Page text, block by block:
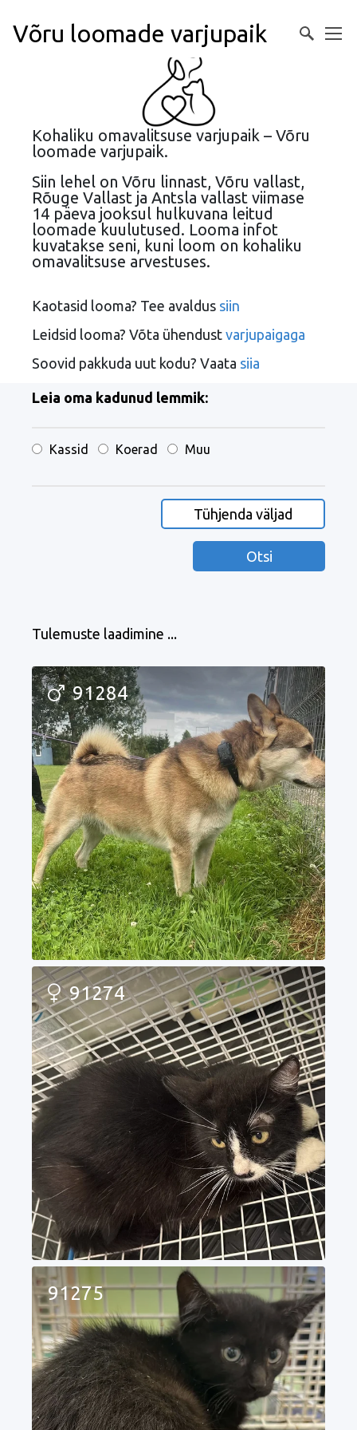
Võru loomade varjupaik
Kohaliku omavalitsuse varjupaik – Võru
loomade varjupaik.
Siin lehel on Võru linnast, Võru vallast,
Rõuge Vallast ja Antsla vallast viimase
14 päeva jooksul hulkuvana leitud
loomade kuulutused. Looma infot
kuvatakse seni, kuni loom on kohaliku
omavalitsuse arvestuses.
Kaotasid looma? Tee avaldus siin
Leidsid looma? Võta ühendust varjupaigaga
Soovid pakkuda uut kodu? Vaata siia
Leia oma kadunud lemmik:
Kassid Koerad Muu
Tühjenda väljad
Otsi
Tulemuste laadimine ...
91284
91274
91275